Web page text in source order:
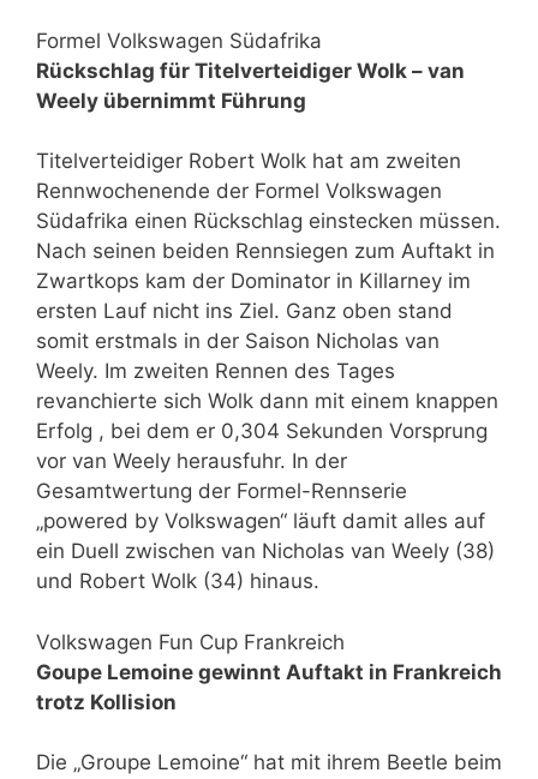
Formel Volkswagen Südafrika
Rückschlag für Titelverteidiger Wolk – van
Weely übernimmt Führung
Titelverteidiger Robert Wolk hat am zweiten
Rennwochenende der Formel Volkswagen
Südafrika einen Rückschlag einstecken müssen.
Nach seinen beiden Rennsiegen zum Auftakt in
Zwartkops kam der Dominator in Killarney im
ersten Lauf nicht ins Ziel. Ganz oben stand
somit erstmals in der Saison Nicholas van
Weely. Im zweiten Rennen des Tages
revanchierte sich Wolk dann mit einem knappen
Erfolg , bei dem er 0,304 Sekunden Vorsprung
vor van Weely herausfuhr. In der
Gesamtwertung der Formel-Rennserie
„powered by Volkswagen“ läuft damit alles auf
ein Duell zwischen van Nicholas van Weely (38)
und Robert Wolk (34) hinaus.
Volkswagen Fun Cup Frankreich
Goupe Lemoine gewinnt Auftakt in Frankreich
trotz Kollision
Die „Groupe Lemoine“ hat mit ihrem Beetle beim